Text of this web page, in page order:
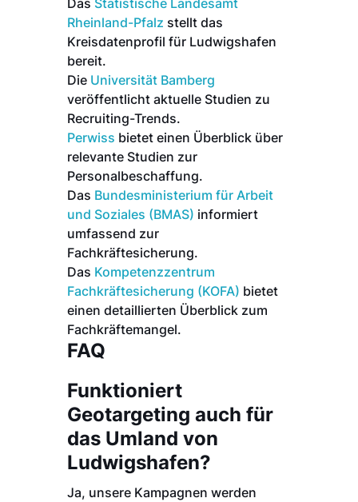
Rheinland-Pfalz stellt das
Kreisdatenprofil für Ludwigshafen
bereit.
Die Universität Bamberg
veröffentlicht aktuelle Studien zu
Recruiting-Trends.
Perwiss bietet einen Überblick über
relevante Studien zur
Personalbeschaffung.
Das Bundesministerium für Arbeit
und Soziales (BMAS) informiert
umfassend zur
Fachkräftesicherung.
Das Kompetenzzentrum
Fachkräftesicherung (KOFA) bietet
einen detaillierten Überblick zum
Fachkräftemangel.
FAQ
Funktioniert
Geotargeting auch für
das Umland von
Ludwigshafen?
Ja, unsere Kampagnen werden